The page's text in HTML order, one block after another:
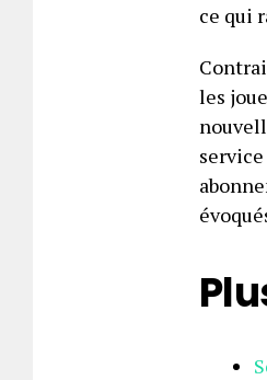
ce qui
les